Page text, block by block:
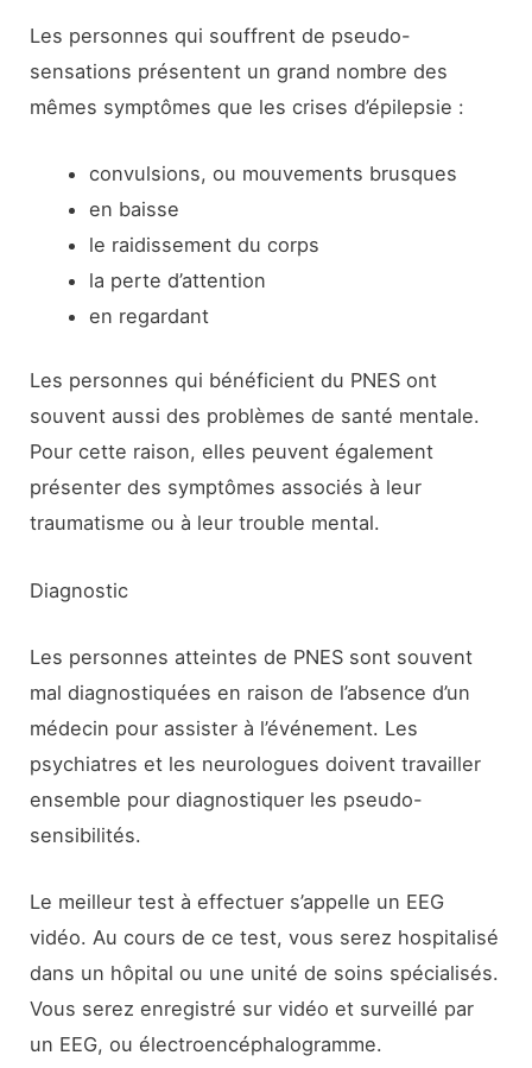
Les personnes qui souffrent de pseudo-
sensations présentent un grand nombre des
mêmes symptômes que les crises d’épilepsie :
convulsions, ou mouvements brusques
en baisse
le raidissement du corps
la perte d’attention
en regardant
Les personnes qui bénéficient du PNES ont
souvent aussi des problèmes de santé mentale.
Pour cette raison, elles peuvent également
présenter des symptômes associés à leur
traumatisme ou à leur trouble mental.
Diagnostic
Les personnes atteintes de PNES sont souvent
mal diagnostiquées en raison de l’absence d’un
médecin pour assister à l’événement. Les
psychiatres et les neurologues doivent travailler
ensemble pour diagnostiquer les pseudo-
sensibilités.
Le meilleur test à effectuer s’appelle un EEG
vidéo. Au cours de ce test, vous serez hospitalisé
dans un hôpital ou une unité de soins spécialisés.
Vous serez enregistré sur vidéo et surveillé par
un EEG, ou électroencéphalogramme.